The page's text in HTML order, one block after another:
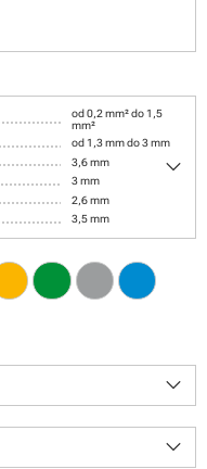
od 0,2 mm² do 1,5
mm²
od 1,3 mm do 3 mm
3,6 mm
3 mm
2,6 mm
3,5 mm
keyboard_arrow_down
keyboard_arrow_down
keyboard_arrow_down